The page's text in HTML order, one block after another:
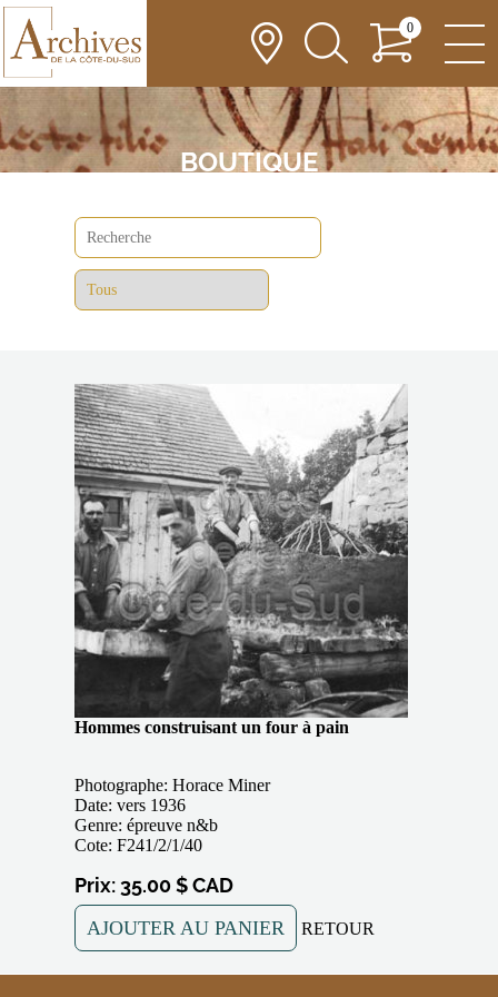
0
BOUTIQUE
Hommes construisant un four à pain
Photographe: Horace Miner
Date: vers 1936
Genre: épreuve n&b
Cote: F241/2/1/40
Prix: 35.00 $ CAD
AJOUTER AU PANIER RETOUR